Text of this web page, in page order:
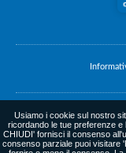
Usiamo i cookie sul nostro
ricordando le tue preferenze
CHIUDI' fornisci il consenso
consenso parziale puoi visitare